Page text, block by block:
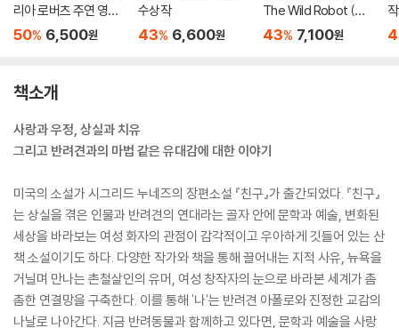
리아 로버츠 주연 영화
'원더' 원작 소설
50% 6,500원
수상작
43% 6,600원
The Wild Robot (미
국판)
43% 7,100원
책소개
사랑과 우정, 상실과 치유
그리고 반려견과의 마법 같은 유대감에 대한 이야기
미국의 소설가 시그리드 누네즈의 장편소설 『친구』가 출간되었다. 『친구』
는 상실을 겪은 인물과 반려견의 연대라는 골자 안에 문학과 예술, 변화된
세상을 바라보는 여성 화자의 관점이 감각적이고 우아하게 깃들어 있는 산
책 소설이기도 하다. 다양한 작가와 책을 통해 끌어내는 지적 사유, 뉴욕을
거닐며 만나는 촌철살인의 유머, 여성 창작자의 눈으로 바라본 세계가 촘
촘한 연결망을 구축한다. 이를 통해 '나'는 반려견 아폴로와 진정한 교감의
나날로 나아간다. 지금 반려동물과 함께하고 있다면, 문학과 예술을 사랑